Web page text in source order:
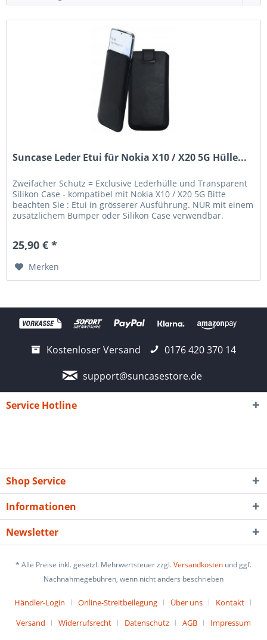
Suncase Leder Etui für Nokia X10 / X20 5G Hülle...
Zweifacher Schutz = Exclusive Lederhülle und Transparent
Silikon Case - kompatibel mit Nokia X10 / X20 5G Bitte
beachten Sie : Etui in grösserer Ausführung. NUR mit einem
zusätzlichem Bumper oder Silikon Case verwendbar.
25,90 € *
Merken
Kostenloser Versand
0176 420 370 14
support@suncasestore.de
Service Hotline
Shop Service
Informationen
Newsletter
* Alle Preise inkl. gesetzl. Mehrwertsteuer zzgl.Versandkosten und ggf.
Nachnahmegebühren, wenn nicht anders beschrieben
Händler-Login Online-Streitbeilegung Über uns
Kontakt
Versand
Widerrufsrecht Datenschutz AGB Impressum